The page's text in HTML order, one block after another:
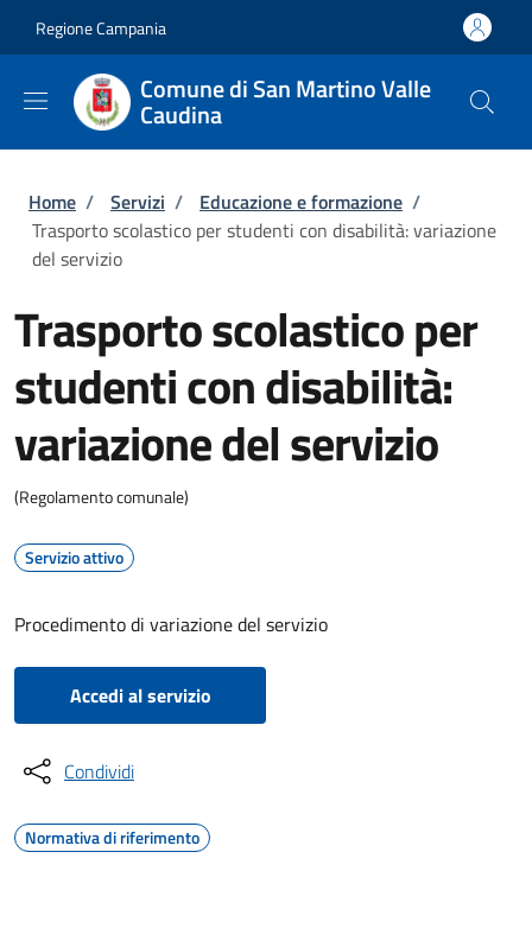
Regione Campania
Comune di San Martino Valle
Caudina
Briciole di pane
Home / Servizi / Educazione e formazione /
Trasporto scolastico per studenti con disabilità: variazione
del servizio
Trasporto scolastico per
studenti con disabilità:
variazione del servizio
(Regolamento comunale)
Servizio attivo
Procedimento di variazione del servizio
Accedi al servizio
Condividi
Normativa di riferimento